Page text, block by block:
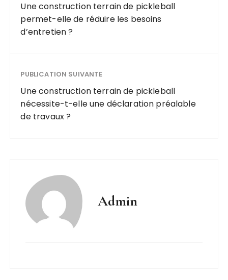
Une construction terrain de pickleball
permet-elle de réduire les besoins
d’entretien ?
PUBLICATION SUIVANTE
Une construction terrain de pickleball
nécessite-t-elle une déclaration préalable
de travaux ?
Admin